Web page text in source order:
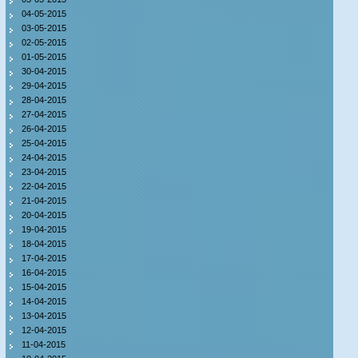
04-05-2015
03-05-2015
02-05-2015
01-05-2015
30-04-2015
29-04-2015
28-04-2015
27-04-2015
26-04-2015
25-04-2015
24-04-2015
23-04-2015
22-04-2015
21-04-2015
20-04-2015
19-04-2015
18-04-2015
17-04-2015
16-04-2015
15-04-2015
14-04-2015
13-04-2015
12-04-2015
11-04-2015